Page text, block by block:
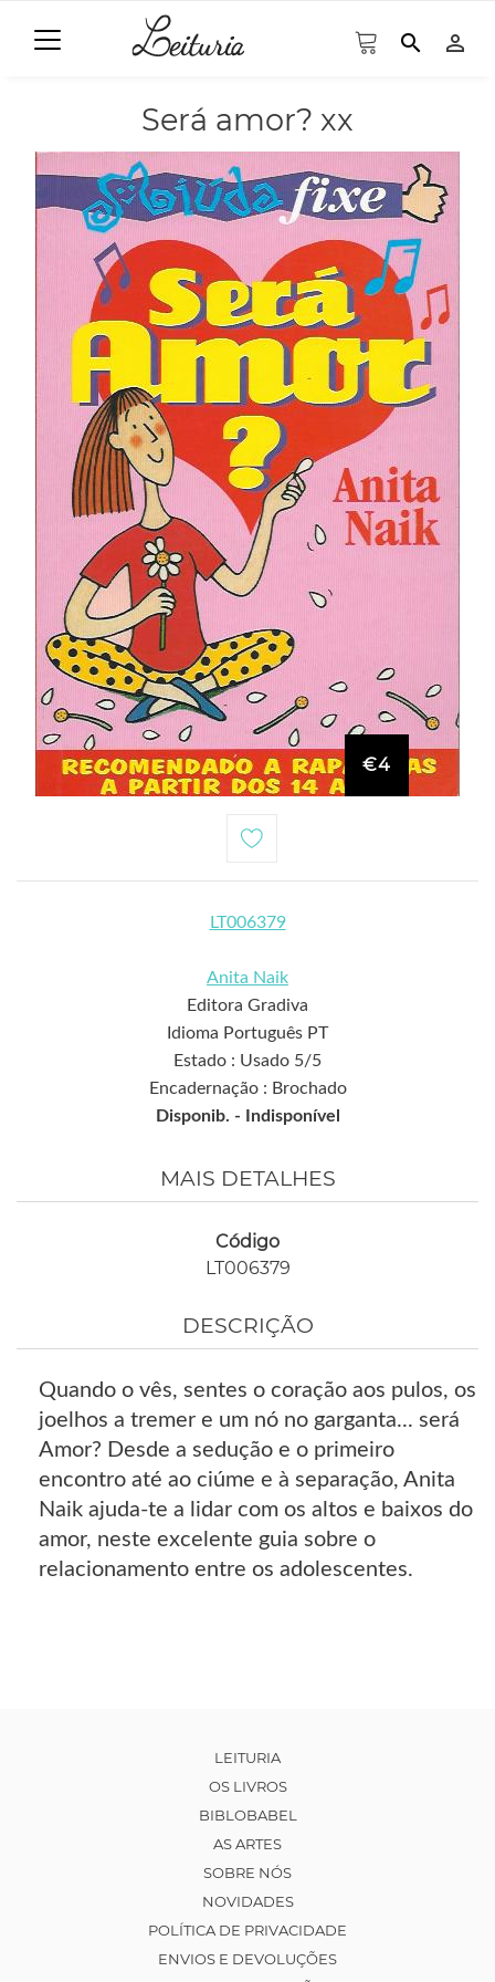
search person_outline
Será amor? xx
€4
LT006379
Anita Naik
Editora Gradiva
Idioma Português PT
Estado : Usado 5/5
Encadernação : Brochado
Disponib. -
Indisponível
MAIS DETALHES
Código
LT006379
DESCRIÇÃO
Quando o vês, sentes o coração aos pulos, os
joelhos a tremer e um nó no garganta... será
Amor? Desde a sedução e o primeiro
encontro até ao ciúme e à separação, Anita
Naik ajuda-te a lidar com os altos e baixos do
amor, neste excelente guia sobre o
relacionamento entre os adolescentes.
LEITURIA
OS LIVROS
BIBLOBABEL
AS ARTES
SOBRE NÓS
NOVIDADES
POLÍTICA DE PRIVACIDADE
ENVIOS E DEVOLUÇÕES